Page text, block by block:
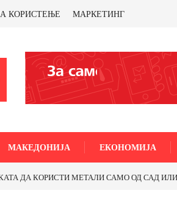
КОРИСТЕЊЕ МАРКЕТИНГ
МАКЕДОНИЈА ЕКОНОМИЈА
ДА КОРИСТИ МЕТАЛИ САМО ОД САД ИЛИ ОД